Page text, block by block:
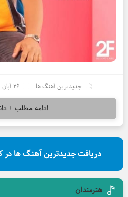
جدیدترین آهنگ ها 26 آبان 1400
ادامه مطلب +
دریافت جدیدترین آهنگ ها در
هنرمندان